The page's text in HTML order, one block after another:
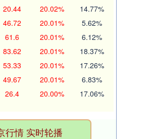
20.44 20.02% 14.77%
46.72 20.01% 5.62%
61.6 20.01% 6.12%
83.62 20.01% 18.37%
53.33 20.01% 17.26%
49.67 20.01% 6.83%
26.4 20.00% 17.06%
行情 实时轮播